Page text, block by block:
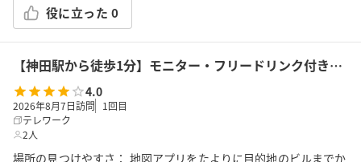
役に立った 0
【神田駅から徒歩1分】モニター・フリードリンク付き4名会議室（Room F）※予約時間前は入室不可
4.0
2026年8月7日訪問 1 回目
テレワーク
2人
場所の見つけやすさ： 地図アプリをたよりに目的地のビルまでか